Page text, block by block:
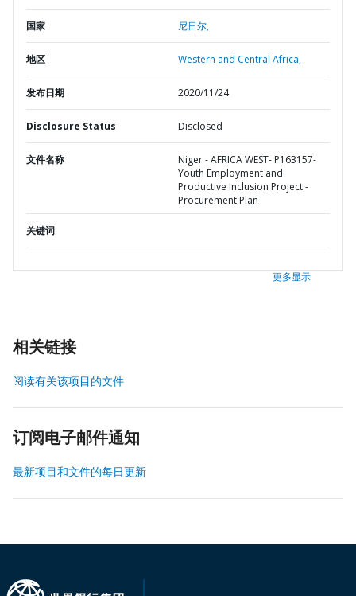
国家 尼日尔,
地区 Western and Central Africa,
发布日期 2020/11/24
Disclosure Status Disclosed
文件名称
Niger - AFRICA WEST- P163157-
Youth Employment and
Productive Inclusion Project -
Procurement Plan
关键词
更多显示
相关链接
阅读有关该项目的文件
订阅电子邮件通知
最新项目和文件的每日更新